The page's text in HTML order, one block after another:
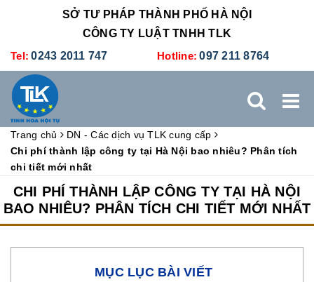
SỞ TƯ PHÁP THÀNH PHỐ HÀ NỘI
CÔNG TY LUẬT TNHH TLK
Tel: 0243 2011 747 Hotline: 097 211 8764
DỊCH VỤ KẾ TOÁN - THUẾ XÚC TIẾN THƯƠNG MẠI
Trang chủ
DN - Các dịch vụ TLK cung cấp
Chi phí thành lập công ty tại Hà Nội bao nhiêu? Phân tích
chi tiết mới nhất
CHI PHÍ THÀNH LẬP CÔNG TY TẠI HÀ NỘI
BAO NHIÊU? PHÂN TÍCH CHI TIẾT MỚI NHẤT
MỤC LỤC BÀI VIẾT